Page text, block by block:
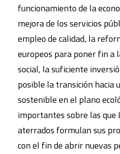
funcionamiento de la
mejora de los servicios
empleo de calidad, la
europeos para poner fin a
social, la suficiente
posible la transición hacia
sostenible en el plano
importantes sobre las que
aterrados formulan sus
con el fin de abrir nuevas